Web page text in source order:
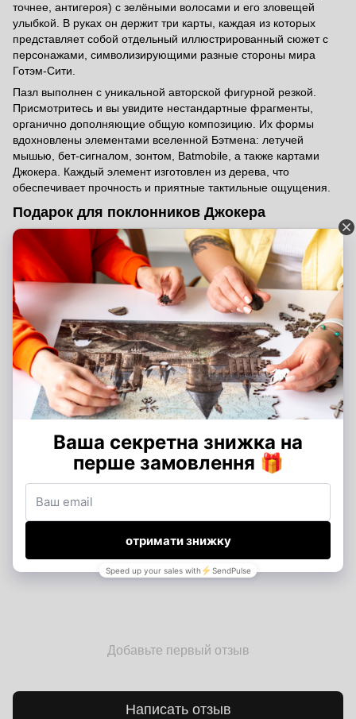
точнее, антигероя) с зелёными волосами и его зловещей
улыбкой. В руках он держит три карты, каждая из которых
представляет собой отдельный иллюстрированный сюжет с
персонажами, символизирующими разные стороны мира
Готэм-Сити.
Пазл выполнен с уникальной авторской фигурной резкой.
Присмотритесь и вы увидите нестандартные фрагменты,
органично дополняющие общую композицию. Их формы
вдохновлены элементами вселенной Бэтмена: летучей
мышью, бет-сигналом, зонтом, Batmobile, а также картами
Джокера. Каждый элемент изготовлен из дерева, что
обеспечивает прочность и приятные тактильные ощущения.
Подарок для поклонников Джокера
…и не только!
Все пазлы Wood Story– это отличный выбор, если вы
ищете:
Идеальный подарок для фанатов DC Comics, особенно
поклонников вселенной Бэтмена.
Оригинальный презент для коллекционеров комиксов и
тематических головоломок.
Подарок подросткам и взрослым, которые любят сложные
пазлы с глубоким сюжетом.
А самое главное, никаких ограничений по праздникам! Смело
год, День защитников Украины, День святого Валентина,
Хэллоуин (в качестве тематического подарка) или любой
другой праздник, связанный с подарками для фанатов
комиксов и супергеройских историй.
Добавьте первый отзыв
Написать отзыв